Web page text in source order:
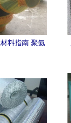
料指南 聚氨